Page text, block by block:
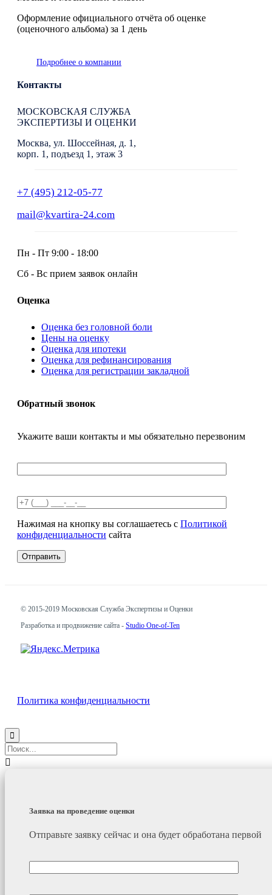
Оформление официального отчёта об оценке
(оценочного альбома) за 1 день
Подробнее о компании
Контакты
МОСКОВСКАЯ СЛУЖБА
ЭКСПЕРТИЗЫ И ОЦЕНКИ
Москва, ул. Шоссейная, д. 1,
корп. 1, подъезд 1, этаж 3
+7 (495) 212-05-77
mail@kvartira-24.com
Пн - Пт 9:00 - 18:00
Сб - Вс прием заявок онлайн
Оценка
Оценка без головной боли
Цены на оценку
Оценка для ипотеки
Оценка для рефинансирования
Оценка для регистрации закладной
Обратный звонок
Укажите ваши контакты и мы обязательно перезвоним
Нажимая на кнопку вы соглашаетесь с Политикой
конфиденциальности сайта
© 2015-2019 Московская Служба Экспертизы и Оценки
Разработка и продвижение сайта - Studio One-of-Ten
Политика конфиденциальности


Заявка на проведение оценки
Отправьте заявку сейчас и она будет обработана первой